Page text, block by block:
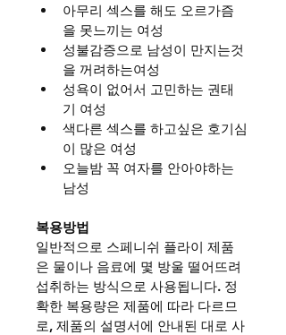
아무리 섹스를 해도 오르가즘
을 못느끼는 여성
성불감증으로 남성이 만지는것
을 꺼려하는여성
성욕이 없어서 고민하는 권태
기 여성
색다른 섹스를 하고싶은 호기심
이 많은 여성
오늘밤 꼭 여자를 안아야하는
남성
복용방법
일반적으로 스페니쉬 플라이 제품
은 물이나 음료에 몇 방울 떨어뜨려
섭취하는 방식으로 사용됩니다. 정
확한 복용량은 제품에 따라 다르므
로, 제품의 설명서에 안내된 대로 사